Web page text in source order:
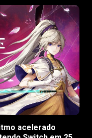
acelerado